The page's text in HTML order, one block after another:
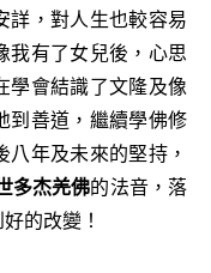
詳，對人生也較容易
我有了女兒後，心思
學會結識了文隆及像
到善道，繼續學佛修
年及未來的堅持，
多杰羌佛的法音，落
的改變！